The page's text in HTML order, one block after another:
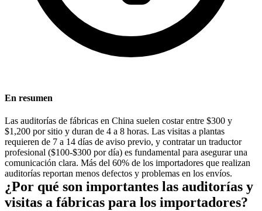
En resumen
Las auditorías de fábricas en China suelen costar entre $300 y
$1,200 por sitio y duran de 4 a 8 horas. Las visitas a plantas
requieren de 7 a 14 días de aviso previo, y contratar un traductor
profesional ($100-$300 por día) es fundamental para asegurar una
comunicación clara. Más del 60% de los importadores que realizan
auditorías reportan menos defectos y problemas en los envíos.
¿Por qué son importantes las auditorías y
visitas a fábricas para los importadores?